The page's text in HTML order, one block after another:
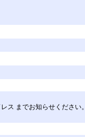
ス までお知らせください。